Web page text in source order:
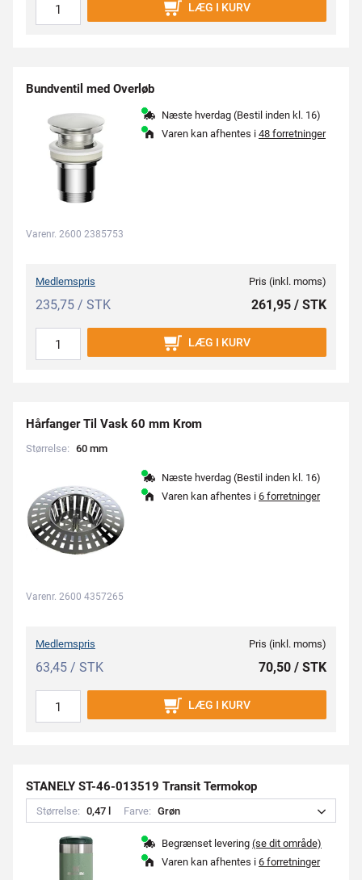
LÆG I KURV
Bundventil med Overløb
Næste hverdag (Bestil inden kl. 16)
Varen kan afhentes i 48 forretninger
Varenr. 2600 2385753
Medlemspris
235,75 / STK
Pris (inkl. moms)
261,95 / STK
LÆG I KURV
Hårfanger Til Vask 60 mm Krom
Størrelse: 60 mm
Næste hverdag (Bestil inden kl. 16)
Varen kan afhentes i 6 forretninger
Varenr. 2600 4357265
Medlemspris
63,45 / STK
Pris (inkl. moms)
70,50 / STK
LÆG I KURV
STANELY ST-46-013519 Transit Termokop
Størrelse: 0,47 Farve: Grøn
Begrænset levering (se dit område)
Varen kan afhentes i 6 forretninger